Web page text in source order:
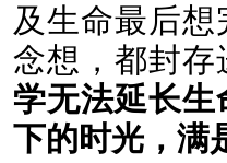
及生命最后
念想，都封
学无法延长
下的时光，满